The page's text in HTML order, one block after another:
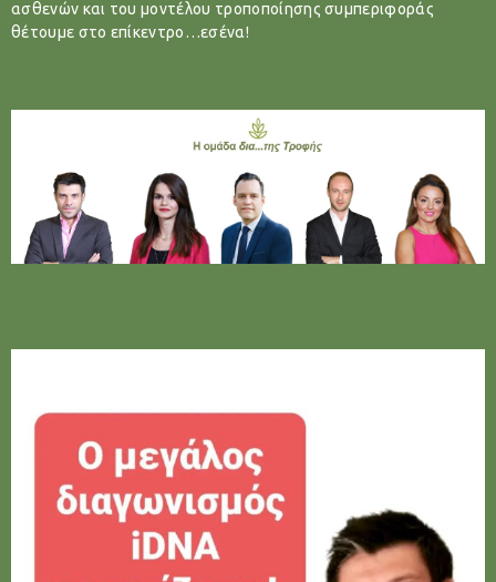
ασθενών και του μοντέλου τροποποίησης συμπεριφοράς
θέτουμε στο επίκεντρο…εσένα!